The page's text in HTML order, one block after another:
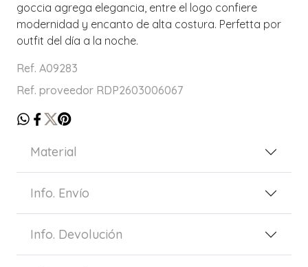
goccia agrega elegancia, entre el logo confiere
modernidad y encanto de alta costura. Perfetta por
outfit del día a la noche.
Ref. A09283
Ref. proveedor RDP2603006067
Material
Info. Envío
Info. Devolución